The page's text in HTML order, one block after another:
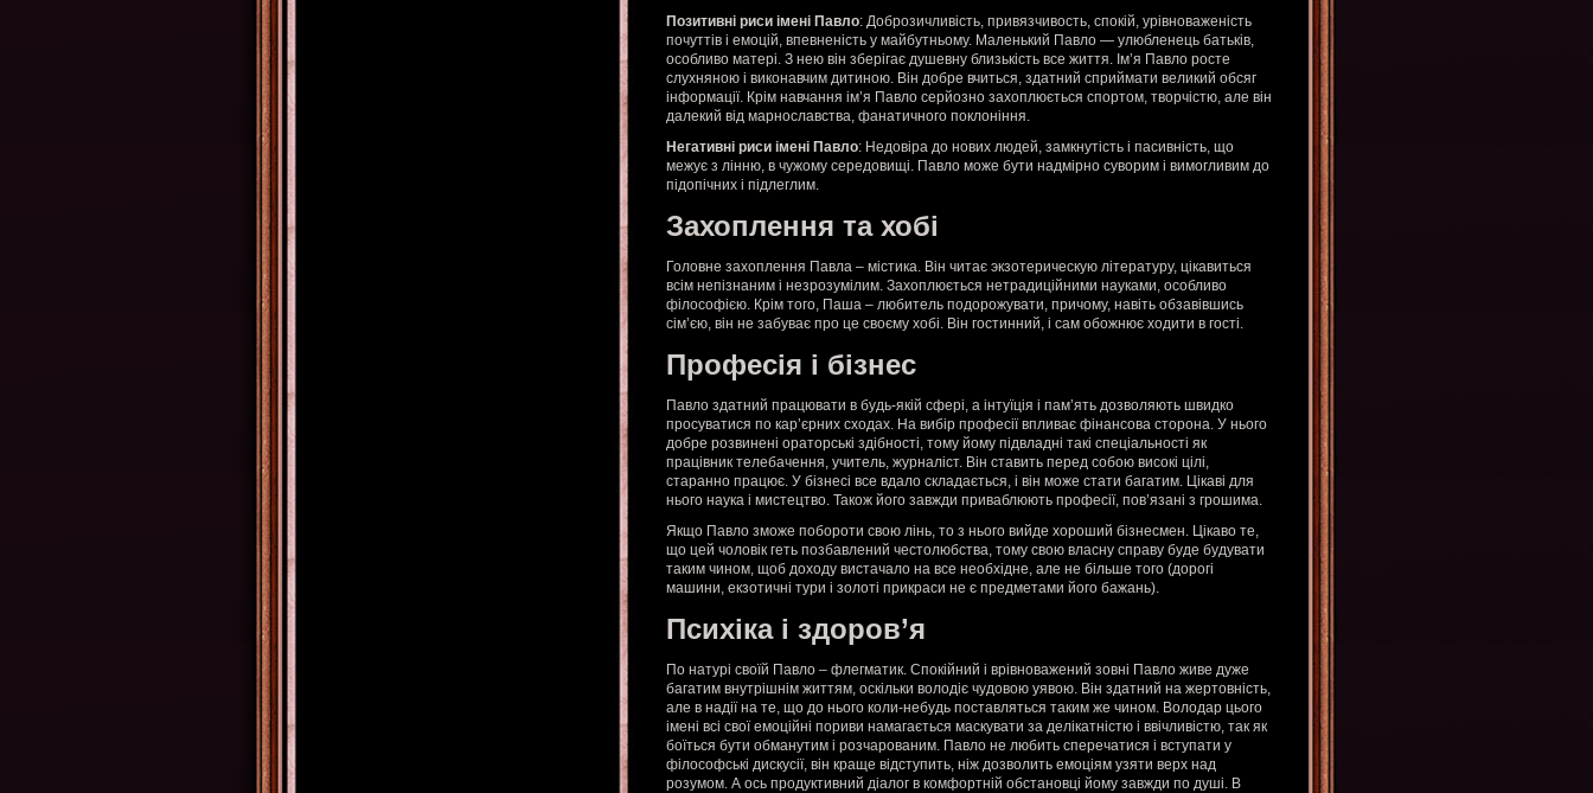
Позитивні риси імені Павло: Доброзичливість, привязчивость, спокій, урівноваженість
почуттів і емоцій, впевненість у майбутньому. Маленький Павло — улюбленець батьків,
особливо матері. З нею він зберігає душевну близькість все життя. Ім’я Павло росте
слухняною і виконавчим дитиною. Він добре вчиться, здатний сприймати великий обсяг
інформації. Крім навчання ім’я Павло серйозно захоплюється спортом, творчістю, але він
далекий від марнославства, фанатичного поклоніння.
Негативні риси імені Павло: Недовіра до нових людей, замкнутість і пасивність, що
межує з лінню, в чужому середовищі. Павло може бути надмірно суворим і вимогливим до
підопічних і підлеглим.
Захоплення та хобі
Головне захоплення Павла – містика. Він читає экзотерическую літературу, цікавиться
всім непізнаним і незрозумілим. Захоплюється нетрадиційними науками, особливо
філософією. Крім того, Паша – любитель подорожувати, причому, навіть обзавівшись
сім’єю, він не забуває про це своєму хобі. Він гостинний, і сам обожнює ходити в гості.
Професія і бізнес
Павло здатний працювати в будь-якій сфері, а інтуїція і пам’ять дозволяють швидко
просуватися по кар’єрних сходах. На вибір професії впливає фінансова сторона. У нього
добре розвинені ораторські здібності, тому йому підвладні такі спеціальності як
працівник телебачення, учитель, журналіст. Він ставить перед собою високі цілі,
старанно працює. У бізнесі все вдало складається, і він може стати багатим. Цікаві для
нього наука і мистецтво. Також його завжди приваблюють професії, пов’язані з грошима.
Якщо Павло зможе побороти свою лінь, то з нього вийде хороший бізнесмен. Цікаво те,
що цей чоловік геть позбавлений честолюбства, тому свою власну справу буде будувати
таким чином, щоб доходу вистачало на все необхідне, але не більше того (дорогі
машини, екзотичні тури і золоті прикраси не є предметами його бажань).
Психіка і здоров’я
По натурі своїй Павло – флегматик. Спокійний і врівноважений зовні Павло живе дуже
багатим внутрішнім життям, оскільки володіє чудовою уявою. Він здатний на жертовність,
але в надії на те, що до нього коли-небудь поставляться таким же чином. Володар цього
імені всі свої емоційні пориви намагається маскувати за делікатністю і ввічливістю, так як
боїться бути обманутим і розчарованим. Павло не любить сперечатися і вступати у
філософські дискусії, він краще відступить, ніж дозволить емоціям узяти верх над
розумом. А ось продуктивний діалог в комфортній обстановці йому завжди по душі. В